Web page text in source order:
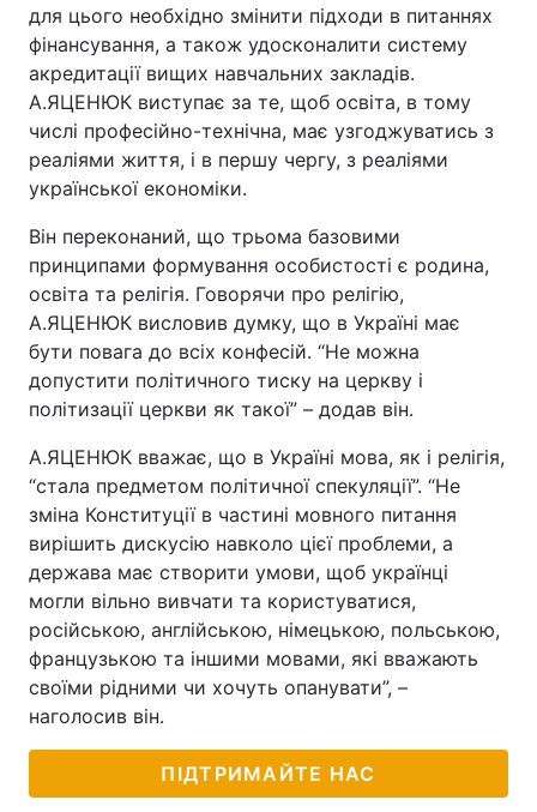
для цього необхідно змінити підходи в питаннях
фінансування, а також удосконалити систему
акредитації вищих навчальних закладів.
А.ЯЦЕНЮК виступає за те, щоб освіта, в тому
числі професійно-технічна, має узгоджуватись з
реаліями життя, і в першу чергу, з реаліями
української економіки.
Він переконаний, що трьома базовими
принципами формування особистості є родина,
освіта та релігія. Говорячи про релігію,
А.ЯЦЕНЮК висловив думку, що в Україні має
бути повага до всіх конфесій. “Не можна
допустити політичного тиску на церкву і
політизації церкви як такої” – додав він.
А.ЯЦЕНЮК вважає, що в Україні мова, як і релігія,
“стала предметом політичної спекуляції”. “Не
зміна Конституції в частині мовного питання
вирішить дискусію навколо цієї проблеми, а
держава має створити умови, щоб українці
могли вільно вивчати та користуватися,
російською, англійською, німецькою, польською,
французькою та іншими мовами, які вважають
своїми рідними чи хочуть опанувати”, –
наголосив він.
ПІДТРИМАЙТЕ НАС